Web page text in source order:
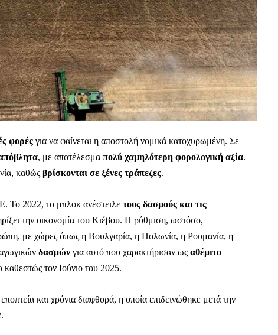
φορές για να φαίνεται η αποστολή νομικά κατοχυρωμένη. Σε
, με αποτέλεσμα πολύ χαμηλότερη φορολογική αξία.
καθώς βρίσκονται σε ξένες τράπεζες.
Το 2022, το μπλοκ ανέστειλε τους δασμούς και τις
την οικονομία του Κιέβου. Η ρύθμιση, ωστόσο,
με χώρες όπως η Βουλγαρία, η Πολωνία, η Ρουμανία, η
δασμών για αυτό που χαρακτήρισαν ως αθέμιτο
τον Ιούνιο του 2025.
και χρόνια διαφθορά, η οποία επιδεινώθηκε μετά την